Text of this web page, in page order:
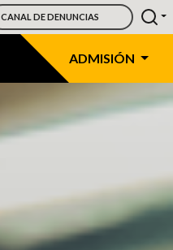
ADMISIÓN
CANAL DE DENUNCIAS